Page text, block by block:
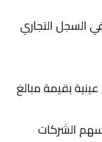
السجل التجاري
بقيمة مبالغ
الشركات